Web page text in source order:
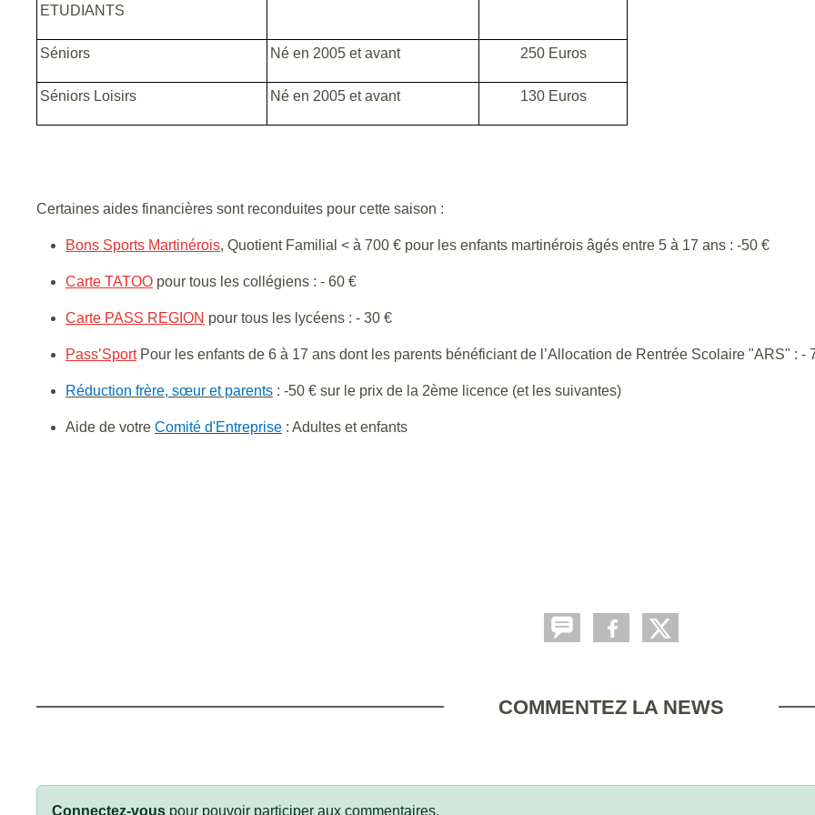
ETUDIANTS
Séniors Né en 2005 et avant 250 Euros
Séniors Loisirs Né en 2005 et avant 130 Euros
Certaines aides financières sont reconduites pour cette saison :
Bons Sports Martinérois, Quotient Familial < à 700 € pour les enfants martinérois âgés entre 5 à 17 ans : -50 €
Carte TATOO pour tous les collégiens : - 60 €
Carte PASS REGION pour tous les lycéens : - 30 €
Pass’SportPour les enfants de 6 à 17 ans dont les parents bénéficiant de l’Allocation de Rentrée Scolaire "ARS" : -
Réduction frère, sœur et parents : -50 € sur le prix de la 2ème licence (et les suivantes)
Aide de votre Comité d'Entreprise : Adultes et enfants
COMMENTEZ LA NEWS
Connectez-vous pour pouvoir participer aux commentaires.